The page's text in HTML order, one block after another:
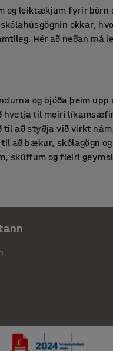
og leiktækjum fyrir börn
okkar,
Hér að neðan má
og bjóða þeim
hvetja til meiri
til að styðja við virkt
að bækur, skólagögn
skúffum og fleiri
klukkustundum á
og meðvitaða
vöru og síðan
fyrir marga skóla því